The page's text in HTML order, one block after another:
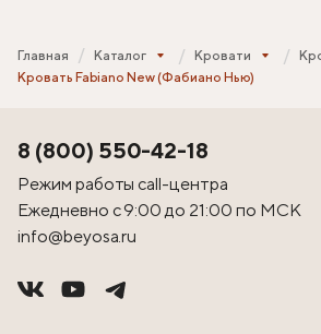
Главная Каталог Кровати
Кровать Fabiano New (Фабиано Нью)
8 (800) 550-42-18
Режим работы call-центра
Ежедневно с 9:00 до 21:00 по МСК
info@beyosa.ru